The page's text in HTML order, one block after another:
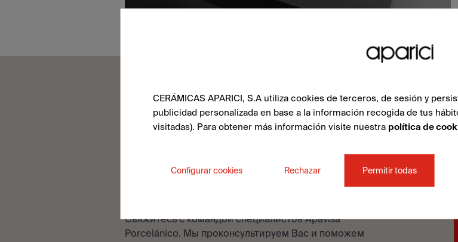
ХОТИТЕ
Свяжитесь с командой специалистов Apavisa
Porcelánico. Мы проконсультируем Вас и поможем
CERÁMICAS APARICI, S.A utiliza cookies de terceros, de sesión y
publicidad personalizada en base a la información recogida de tus
visitadas). Para obtener más información visite nuestra política de
Configurar cookies Rechazar Permitir todas